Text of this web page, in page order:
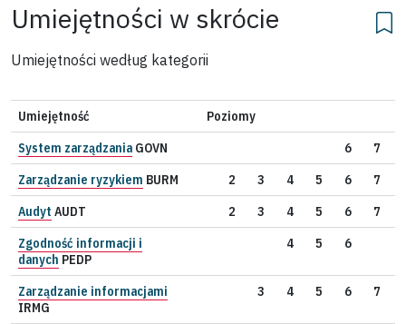
Umiejętności w skrócie
Umiejętności według kategorii
Umiejętność
Poziomy
System zarządzania GOVN 6
7
Zarządzanie ryzykiem BURM 2 3 4 5 6
7
Audyt AUDT 2 3 4 5 6
7
Zgodność informacji i
danych PEDP
4 5 6
Zarządzanie informacjami
IRMG
3 4 5 6 7